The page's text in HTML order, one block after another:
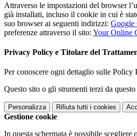
Attraverso le impostazioni del browser
già installati, incluso il cookie in cui è
suo browser ai seguenti indirizzi: Google
preferenze attraverso il sito: Your Online
Privacy Policy e Titolare del
Per conoscere ogni dettaglio sulle Policy
Questo sito o gli strumenti terzi da
Personalizza Rifiuta tutti i cookies
Gestione cookie
In questa schermata è possibile scegliere